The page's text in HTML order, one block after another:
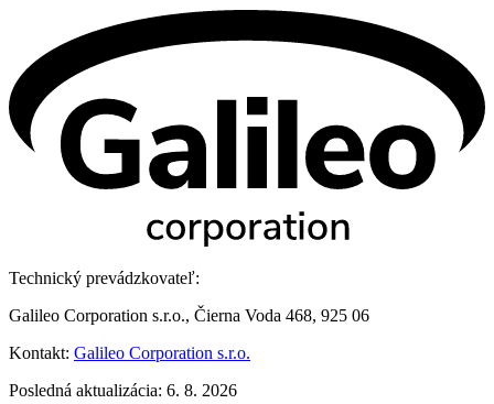
Technický prevádzkovateľ:
Galileo Corporation s.r.o., Čierna Voda 468, 925 06
Kontakt: Galileo Corporation s.r.o.
Posledná aktualizácia: 6. 8. 2026